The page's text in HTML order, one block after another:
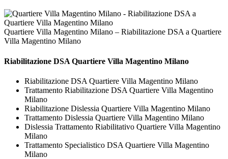
Quartiere Villa Magentino Milano – Riabilitazione DSA a Quartiere
Villa Magentino Milano
Riabilitazione DSA Quartiere Villa Magentino Milano
Riabilitazione DSA Quartiere Villa Magentino Milano
Trattamento Riabilitazione DSA Quartiere Villa Magentino
Milano
Riabilitazione Dislessia Quartiere Villa Magentino Milano
Trattamento Dislessia Quartiere Villa Magentino Milano
Dislessia Trattamento Riabilitativo Quartiere Villa Magentino
Milano
Trattamento Specialistico DSA Quartiere Villa Magentino
Milano